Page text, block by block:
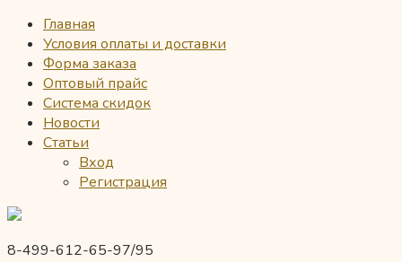
Главная
Условия оплаты и доставки
Форма заказа
Оптовый прайс
Система скидок
Новости
Статьи
Вход
Регистрация
8-499-612-65-97/95